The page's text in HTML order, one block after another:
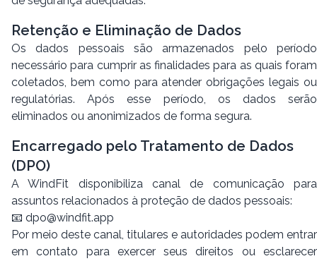
Retenção e Eliminação de Dados
Os dados pessoais são armazenados pelo período
necessário para cumprir as finalidades para as quais foram
coletados, bem como para atender obrigações legais ou
regulatórias. Após esse período, os dados serão
eliminados ou anonimizados de forma segura.
Encarregado pelo Tratamento de Dados
(DPO)
A WindFit disponibiliza canal de comunicação para
assuntos relacionados à proteção de dados pessoais:
📧 dpo@windfit.app
Por meio deste canal, titulares e autoridades podem entrar
em contato para exercer seus direitos ou esclarecer